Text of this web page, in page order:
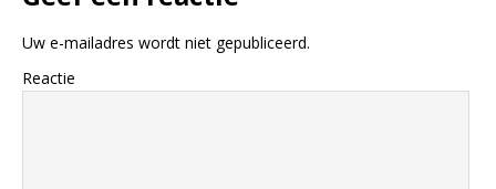
Uw e-mailadres wordt niet gepubliceerd.
Reactie